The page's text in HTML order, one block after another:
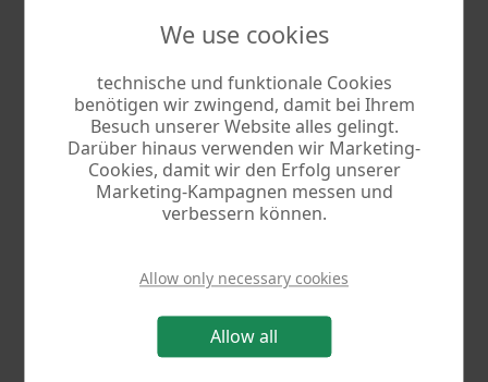
We use cookies
technische und funktionale Cookies
benötigen wir zwingend, damit bei Ihrem
Besuch unserer Website alles gelingt.
Darüber hinaus verwenden wir Marketing-
Cookies, damit wir den Erfolg unserer
Marketing-Kampagnen messen und
verbessern können.
Allow only necessary cookies
Allow all
Programm zu installieren
Nutzungsbedingungen & Deinstallation
More information
2.02
archiv2.exe
19.9 MB